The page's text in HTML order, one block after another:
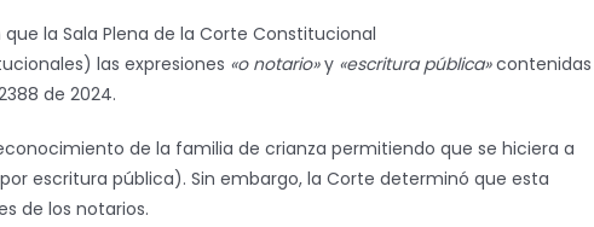
la Sala Plena de la Corte Constitucional
las expresiones «o notario»y «escritura pública»contenidas
de 2024.
de la familia de crianza permitiendo que se hiciera a
escritura pública). Sin embargo, la Corte determinó que esta
de los notarios.